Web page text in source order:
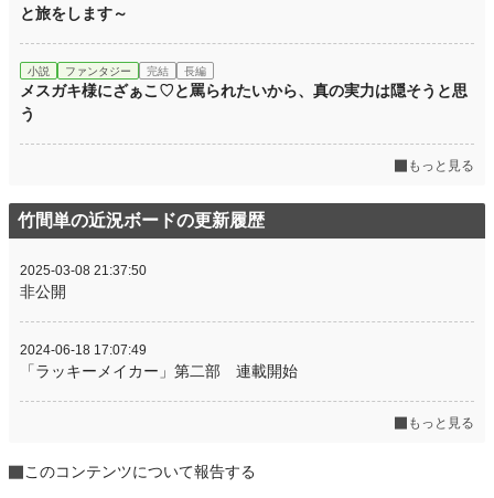
と旅をします～
小説 ファンタジー 完結 長編
メスガキ様にざぁこ♡と罵られたいから、真の実力は隠そうと思
う
もっと見る
竹間単の近況ボードの更新履歴
2025-03-08 21:37:50
非公開
2024-06-18 17:07:49
「ラッキーメイカー」第二部 連載開始
もっと見る
このコンテンツについて報告する